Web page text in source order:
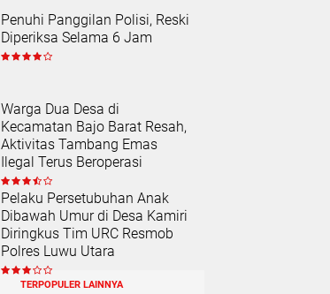
Penuhi Panggilan Polisi, Reski
Diperiksa Selama 6 Jam
Warga Dua Desa di
Kecamatan Bajo Barat Resah,
Aktivitas Tambang Emas
Ilegal Terus Beroperasi
Pelaku Persetubuhan Anak
Dibawah Umur di Desa Kamiri
Diringkus Tim URC Resmob
Polres Luwu Utara
TERPOPULER LAINNYA